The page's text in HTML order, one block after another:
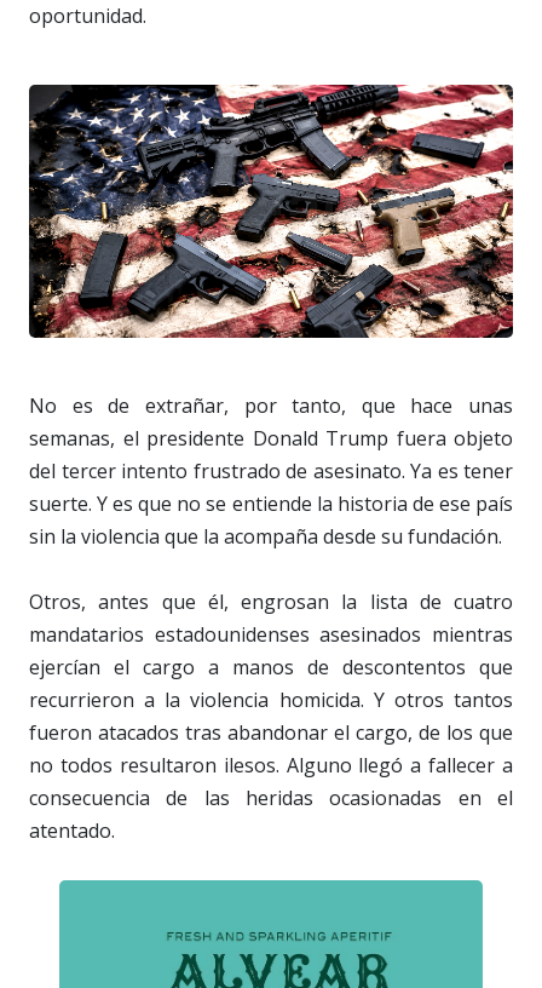
oportunidad.
No es de extrañar, por tanto, que hace unas
semanas, el presidente Donald Trump fuera objeto
del tercer intento frustrado de asesinato. Ya es tener
suerte. Y es que no se entiende la historia de ese país
sin la violencia que la acompaña desde su fundación.
Otros, antes que él, engrosan la lista de cuatro
mandatarios estadounidenses asesinados mientras
ejercían el cargo a manos de descontentos que
recurrieron a la violencia homicida. Y otros tantos
fueron atacados tras abandonar el cargo, de los que
no todos resultaron ilesos. Alguno llegó a fallecer a
consecuencia de las heridas ocasionadas en el
atentado.